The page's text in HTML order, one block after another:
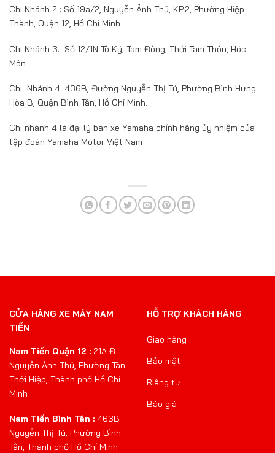
Chi Nhánh 2 : Số 19a/2, Nguyễn Ảnh Thủ, KP.2, Phường Hiệp
Thành, Quận 12, Hồ Chí Minh.
Chi Nhánh 3: Số 12/1N Tô Ký, Tam Đông, Thới Tam Thôn, Hóc
Môn.
Chi Nhánh 4: 436B, Đường Nguyễn Thị Tú, Phường Bình Hưng
Hòa B, Quận Bình Tân, Hồ Chí Minh.
Chi nhánh 4 là đại lý bán xe Yamaha chính hãng ủy nhiệm của
tập đoàn Yamaha Motor Việt Nam
CỬA HÀNG XE MÁY NAM
TIẾN
Nam Tiến Quận 12 : 21A Đ.
Nguyễn Ảnh Thủ, Phường Tân
Thới Hiệp, Thành phố Hồ Chí
Minh
Nam Tiến Bình Tân : 463B
Nguyễn Thị Tú, Phường Bình
Tân, Thành phố Hồ Chí Minh
HỖ TRỢ KHÁCH HÀNG
Giao hàng
Bảo mật
Riêng tư
Báo giá